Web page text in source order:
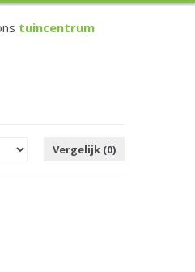
tuincentrum
Vergelijk (0)